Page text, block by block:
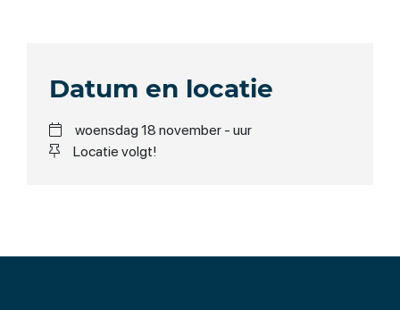
Datum en locatie
woensdag 18 november - uur
Locatie volgt!